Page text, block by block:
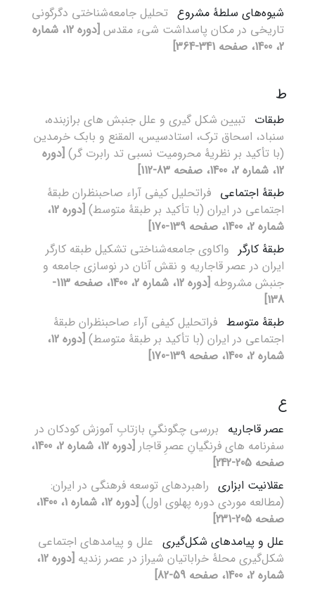
شیوه‌های سلطۀ مشروع تحلیل جامعه‌شناختی دگرگونی
تاریخی در مکان پاسداشت شیء مقدس
[دوره 12، شماره
2، 1400، صفحه 341-364]
ط
طبقات تبیین شکل گیری و علل جنبش های برازبنده،
سنباد، اسحاق ترک، استادسیس، المقنع و بابک خرمدین
(با تأکید بر نظریۀ محرومیت نسبی تد رابرت گر) [دوره
12، شماره 2، 1400، صفحه 83-112]
طبقۀ اجتماعی فراتحلیل کیفی آراء صاحبنظران طبقۀ
اجتماعی در ایران (با تأکید بر طبقۀ متوسط)
[دوره 12،
شماره 2، 1400، صفحه 139-170]
طبقۀ کارگر واکاوی جامعه‌شناختی تشکیل طبقه کارگر
ایران در عصر قاجاریه و نقش آنان در نوسازی جامعه و
جنبش مشروطه
[دوره 12، شماره 2، 1400، صفحه 113-
138]
طبقۀ متوسط فراتحلیل کیفی آراء صاحبنظران طبقۀ
اجتماعی در ایران (با تأکید بر طبقۀ متوسط)
[دوره 12،
شماره 2، 1400، صفحه 139-170]
ع
عصر قاجاریه بررسی چگونگیِ بازتابِ آموزش‌ کودکان در
سفرنامه های فرنگیانِ عصرِ قاجار
[دوره 12، شماره 2، 1400،
صفحه 205-242]
عقلانیت ابزاری راهبردهای توسعه فرهنگی در ایران:
(مطالعه موردی دوره پهلوی اول)
[دوره 12، شماره 1، 1400،
صفحه 205-231]
علل و پیامدهای شکل‌گیری علل و پیامدهای اجتماعی
شکل‌گیری محلۀ خراباتیان شیراز در عصر زندیه
[دوره 12،
شماره 2، 1400، صفحه 59-82]